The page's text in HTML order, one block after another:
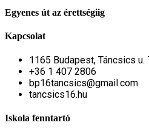
Egyenes út az érettségiig
Kapcsolat
1165 Budapest, Táncsics u.
+36 1 407 2806
bp16tancsics@gmail.com
tancsics16.hu
Iskola fenntartó